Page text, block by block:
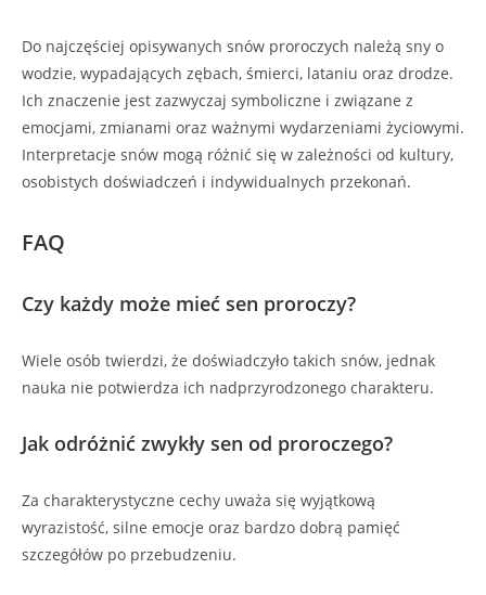
Do najczęściej opisywanych snów proroczych należą sny o
wodzie, wypadających zębach, śmierci, lataniu oraz drodze.
Ich znaczenie jest zazwyczaj symboliczne i związane z
emocjami, zmianami oraz ważnymi wydarzeniami życiowymi.
Interpretacje snów mogą różnić się w zależności od kultury,
osobistych doświadczeń i indywidualnych przekonań.
FAQ
Czy każdy może mieć sen proroczy?
Wiele osób twierdzi, że doświadczyło takich snów, jednak
nauka nie potwierdza ich nadprzyrodzonego charakteru.
Jak odróżnić zwykły sen od proroczego?
Za charakterystyczne cechy uważa się wyjątkową
wyrazistość, silne emocje oraz bardzo dobrą pamięć
szczegółów po przebudzeniu.